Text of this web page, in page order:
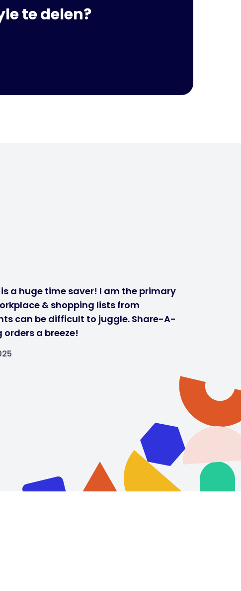
te delen?
a huge time saver! I am the primary
& shopping lists from
can be difficult to juggle. Share-A-
a breeze!